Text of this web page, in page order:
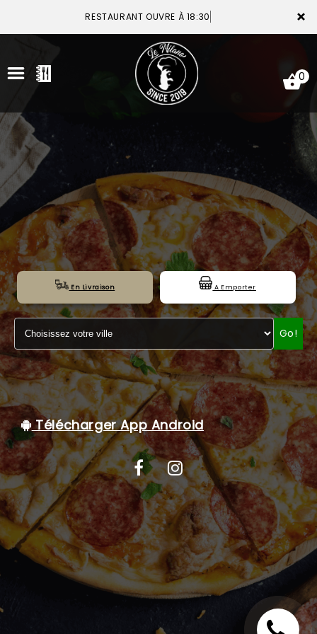
×
RESTAURANT OUVRE À 18:30
ACCUEIL
LA CARTE
VOTRE COMPTE
NOTRE RESTAURANT
VOS AVIS
MENTIONS LÉGALES
C.G.V
0
En Livraison A Emporter
Go!
Télécharger App Android